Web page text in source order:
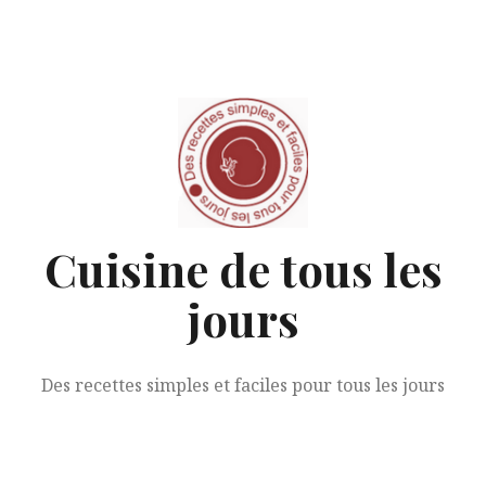
Cuisine de tous les
jours
Des recettes simples et faciles pour tous les jours